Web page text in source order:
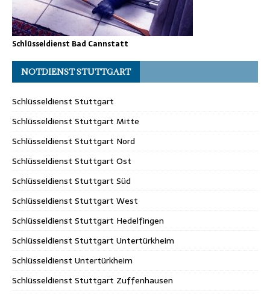
Schlüsseldienst Bad Cannstatt
NOTDIENST STUTTGART
Schlüsseldienst Stuttgart
Schlüsseldienst Stuttgart Mitte
Schlüsseldienst Stuttgart Nord
Schlüsseldienst Stuttgart Ost
Schlüsseldienst Stuttgart Süd
Schlüsseldienst Stuttgart West
Schlüsseldienst Stuttgart Hedelfingen
Schlüsseldienst Stuttgart Untertürkheim
Schlüsseldienst Untertürkheim
Schlüsseldienst Stuttgart Zuffenhausen